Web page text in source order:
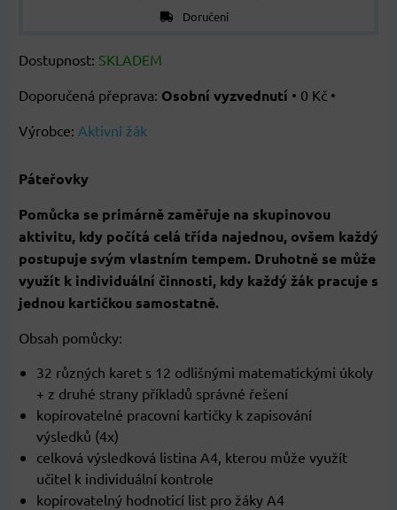
Doručení
Dostupnost: SKLADEM
Osobní vyzvednutí • 0 Kč •
Výrobce: Aktivní žák
Páteřovky
Pomůcka se primárně zaměřuje na skupinovou
aktivitu, kdy počítá celá třída najednou, ovšem každý
postupuje svým vlastním tempem. Druhotně se může
využít k individuální činnosti, kdy každý žák pracuje s
jednou kartičkou samostatně.
Obsah pomůcky:
32 různých karet s 12 odlišnými matematickými úkoly
+ z druhé strany příkladů správné řešení
kopírovatelné pracovní kartičky k zapisování
výsledků (4x)
celková výsledková listina A4, kterou může využít
učitel k individuální kontrole
kopírovatelný hodnoticí list pro žáky A4